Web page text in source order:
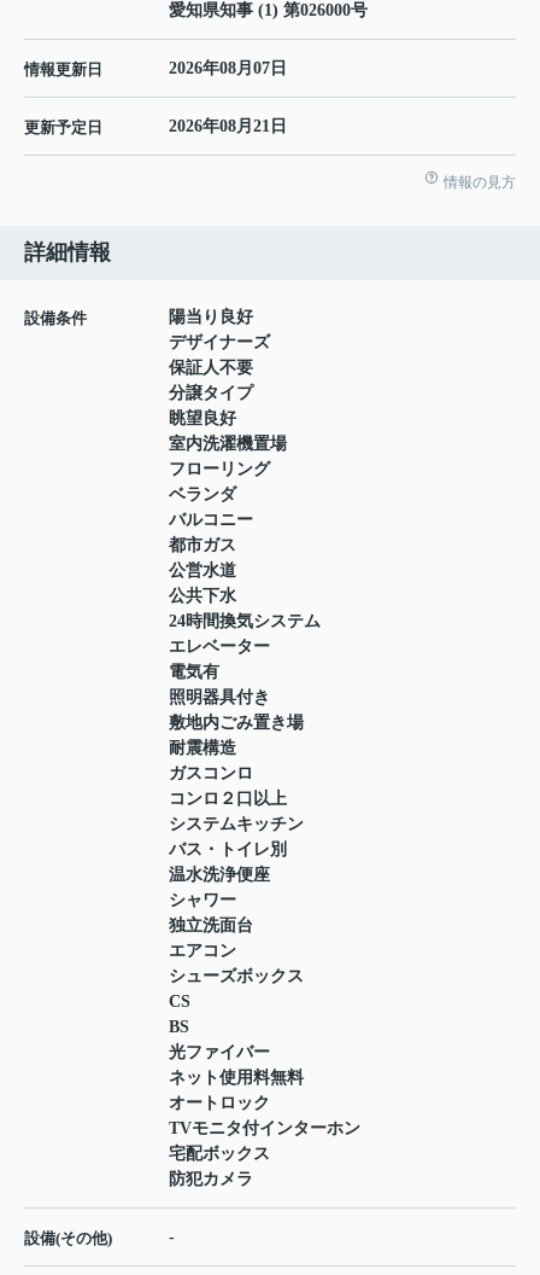
愛知県知事 (1) 第026000号
情報更新日 2026年08月07日
更新予定日 2026年08月21日
情報の見方
詳細情報
設備条件
陽当り良好
デザイナーズ
保証人不要
分譲タイプ
眺望良好
室内洗濯機置場
フローリング
ベランダ
バルコニー
都市ガス
公営水道
公共下水
24時間換気システム
エレベーター
電気有
照明器具付き
敷地内ごみ置き場
耐震構造
ガスコンロ
コンロ２口以上
システムキッチン
バス・トイレ別
温水洗浄便座
シャワー
独立洗面台
エアコン
シューズボックス
CS
BS
光ファイバー
ネット使用料無料
オートロック
TVモニタ付インターホン
宅配ボックス
防犯カメラ
設備(その他) -